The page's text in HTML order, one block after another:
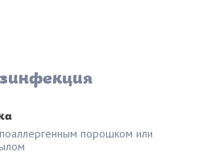
порошком или